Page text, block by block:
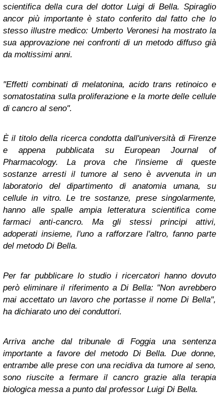
scientifica della cura del dottor Luigi di Bella. Spiraglio
ancor più importante è stato conferito dal fatto che lo
stesso illustre medico: Umberto Veronesi ha mostrato la
sua approvazione nei confronti di un metodo diffuso già
da moltissimi anni.
"Effetti combinati di melatonina, acido trans retinoico e
somatostatina sulla proliferazione e la morte delle cellule
di cancro al seno".
È il titolo della ricerca condotta dall'università di Firenze
e appena pubblicata su European Journal of
Pharmacology. La prova che l'insieme di queste
sostanze arresti il tumore al seno è avvenuta in un
laboratorio del dipartimento di anatomia umana, su
cellule in vitro. Le tre sostanze, prese singolarmente,
hanno alle spalle ampia letteratura scientifica come
farmaci anti-cancro. Ma gli stessi principi attivi,
adoperati insieme, l'uno a rafforzare l'altro, fanno parte
del metodo Di Bella.
Per far pubblicare lo studio i ricercatori hanno dovuto
però eliminare il riferimento a Di Bella: "Non avrebbero
mai accettato un lavoro che portasse il nome Di Bella",
ha dichiarato uno dei conduttori.
Arriva anche dal tribunale di Foggia una sentenza
importante a favore del metodo Di Bella. Due donne,
entrambe alle prese con una recidiva da tumore al seno,
sono riuscite a fermare il cancro grazie alla terapia
biologica messa a punto dal professor Luigi Di Bella.